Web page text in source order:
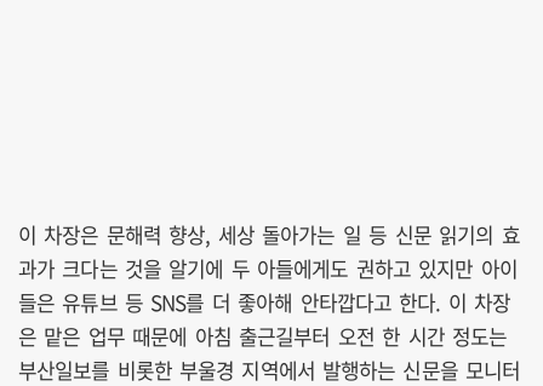
이 차장은 문해력 향상, 세상 돌아가는 일 등 신문 읽기의 효
과가 크다는 것을 알기에 두 아들에게도 권하고 있지만 아이
들은 유튜브 등 SNS를 더 좋아해 안타깝다고 한다. 이 차장
은 맡은 업무 때문에 아침 출근길부터 오전 한 시간 정도는
부산일보를 비롯한 부울경 지역에서 발행하는 신문을 모니터